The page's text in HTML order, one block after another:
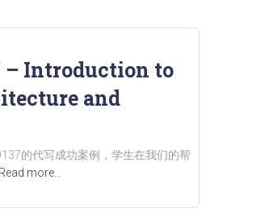
– Introduction to
and
的代写成功案例，学生在我们的帮
Read more…